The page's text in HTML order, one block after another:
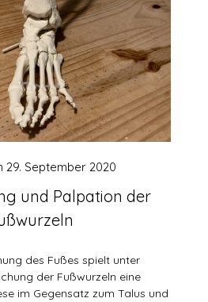
und Palpation der
29. September 2020
des Fußes spielt unter
der Fußwurzeln eine
im Gegensatz zum Talus und